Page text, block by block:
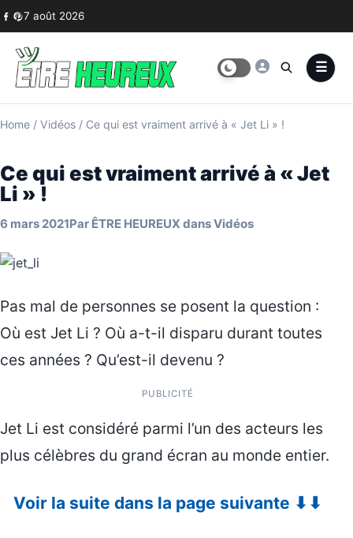
Skip to content
7 août 2026
Home / Vidéos / Ce qui est vraiment arrivé à « Jet Li » !
Ce qui est vraiment arrivé à « Jet
Li » !
6 mars 2021Par ÊTRE HEUREUX dansVidéos
Pas mal de personnes se posent la question :
Où est Jet Li ? Où a-t-il disparu durant toutes
ces années ? Qu’est-il devenu ?
PUBLICITÉ
Jet Li est considéré parmi l’un des acteurs les
plus célèbres du grand écran au monde entier.
Voir la suite dans la page suivante ⬇⬇